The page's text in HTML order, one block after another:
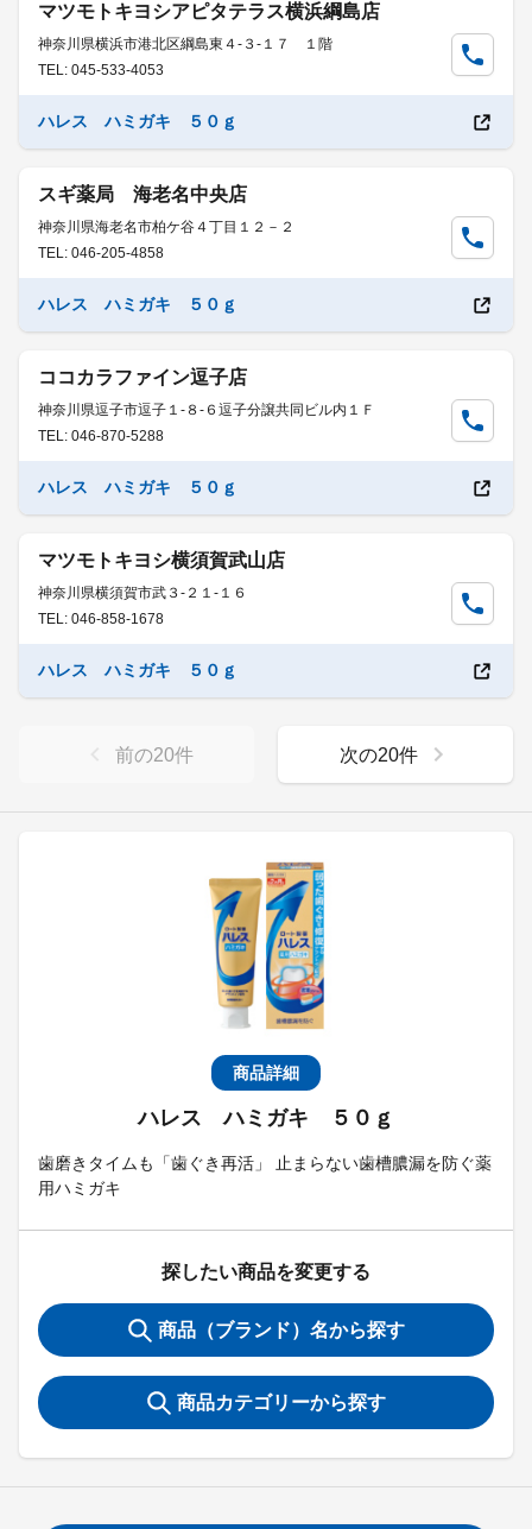
商品詳細
ハレス ハミガキ ５０ｇ
歯磨きタイムも「歯ぐき再活」 止まらない歯槽膿漏を防ぐ薬
用ハミガキ
探したい商品を変更する
商品（ブランド）名から探す
商品カテゴリーから探す
マツモトキヨシアピタテラス横浜綱島店
神奈川県横浜市港北区綱島東４-３-１７ １階
TEL: 045-533-4053
ハレス ハミガキ ５０ｇ
スギ薬局 海老名中央店
神奈川県海老名市柏ケ谷４丁目１２－２
TEL: 046-205-4858
ハレス ハミガキ ５０ｇ
ココカラファイン逗子店
神奈川県逗子市逗子１-８-６逗子分譲共同ビル内１Ｆ
TEL: 046-870-5288
ハレス ハミガキ ５０ｇ
マツモトキヨシ横須賀武山店
神奈川県横須賀市武３-２１-１６
TEL: 046-858-1678
ハレス ハミガキ ５０ｇ
前の20件 次の20件